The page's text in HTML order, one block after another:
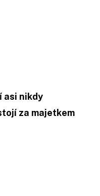
asi nikdy
za majetkem